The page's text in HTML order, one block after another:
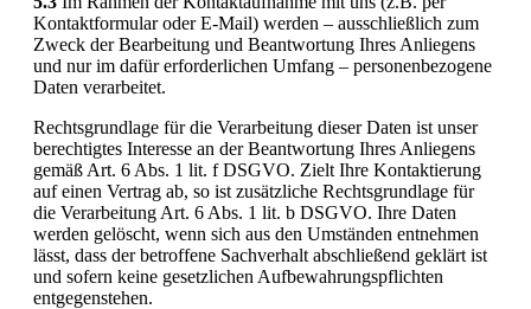
Kontaktformular oder E-Mail) werden – ausschließlich zum
Zweck der Bearbeitung und Beantwortung Ihres Anliegens
und nur im dafür erforderlichen Umfang – personenbezogene
Daten verarbeitet.
Rechtsgrundlage für die Verarbeitung dieser Daten ist unser
berechtigtes Interesse an der Beantwortung Ihres Anliegens
gemäß Art. 6 Abs. 1 lit. f DSGVO. Zielt Ihre Kontaktierung
auf einen Vertrag ab, so ist zusätzliche Rechtsgrundlage für
die Verarbeitung Art. 6 Abs. 1 lit. b DSGVO. Ihre Daten
werden gelöscht, wenn sich aus den Umständen entnehmen
lässt, dass der betroffene Sachverhalt abschließend geklärt ist
und sofern keine gesetzlichen Aufbewahrungspflichten
entgegenstehen.